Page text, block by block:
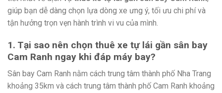
giúp bạn dễ dàng chọn lựa dòng xe ưng ý, tối ưu chi phí và
tận hưởng trọn vẹn hành trình vi vu của mình.
1. Tại sao nên chọn thuê xe tự lái gần sân bay
Cam Ranh ngay khi đáp máy bay?
Sân bay Cam Ranh nằm cách trung tâm thành phố Nha Trang
khoảng 35km và cách trung tâm thành phố Cam Ranh khoảng